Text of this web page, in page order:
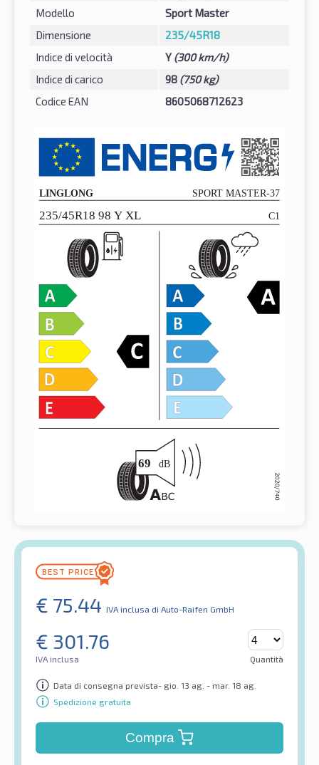
Modello
Sport Master
Dimensione
235/45R18
Indice di velocità
Y (300 km/h)
Indice di carico
98 (750 kg)
Codice EAN
8605068712623
€ 75.44 IVA inclusa di Auto-Raifen GmbH
€ 301.76
IVA inclusa Quantità
Data di consegna prevista- gio. 13 ag. - mar. 18 ag.
Spedizione gratuita
Compra